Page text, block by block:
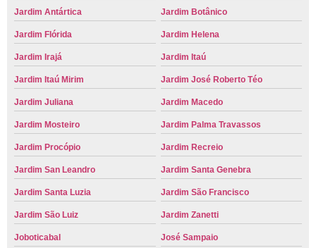
Jardim Antártica Jardim Botânico
Jardim Flórida Jardim Helena
Jardim Irajá Jardim Itaú
Jardim Itaú Mirim Jardim José Roberto Téo
Jardim Juliana Jardim Macedo
Jardim Mosteiro Jardim Palma Travassos
Jardim Procópio Jardim Recreio
Jardim San Leandro Jardim Santa Genebra
Jardim Santa Luzia Jardim São Francisco
Jardim São Luiz Jardim Zanetti
Joboticabal José Sampaio